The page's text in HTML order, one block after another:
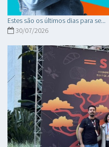
Estes são os últimos dias para se...
30/07/2026